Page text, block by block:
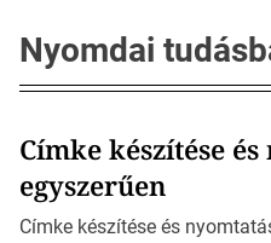
Nyomdai
Címke készítése
egyszerűen
Címke készítése és